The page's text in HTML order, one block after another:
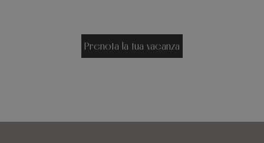
Prenota la tua vacanza